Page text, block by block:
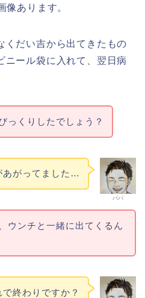
像あります。
だい吉から出てきたもの
ニール袋に入れて、翌日病
っくりしたでしょう？
パパ
あがってました…
ウンチと一緒に出てくるん
で終わりですか？